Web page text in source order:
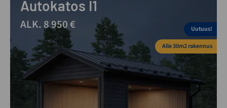
Autokatos I1
ALK. 8 950 €
Uutuus!
Alle 30m2 rakennus